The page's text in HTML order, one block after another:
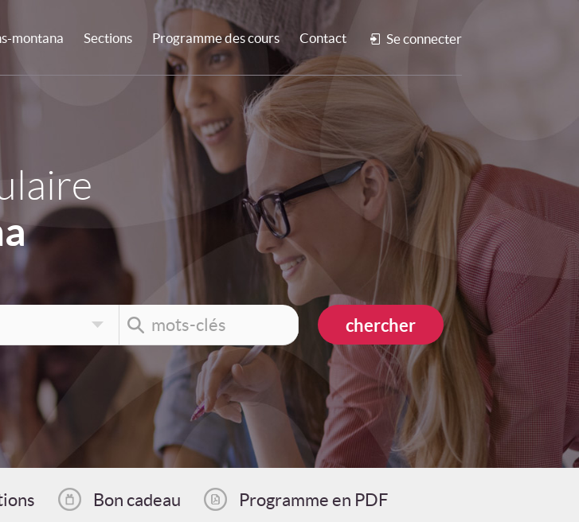
montana Sections Programme des cours Contact Se connecter
Bon cadeau Programme en PDF